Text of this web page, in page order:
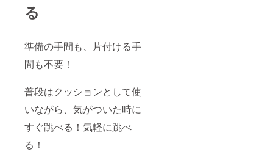
る
準備の手間も、片付ける手
間も不要！
普段はクッションとして使
いながら、気がついた時に
すぐ跳べる！気軽に跳べ
る！